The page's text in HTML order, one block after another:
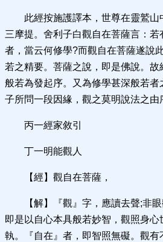
此經按施護譯本，世尊在靈鷲
三摩提。舍利子白觀自在菩薩言：若
者，當云何修學?而觀自在菩薩遂說
若之精要。菩薩之說，即是佛說。
般若為發起序。又為修學甚深般若者
子所問一段因緣，觀之莫明說法之由
丙一經家敘引
丁一明能觀人
【經】觀自在菩薩，
【解】『觀』字，應讀去聲;非
即是以自心本具般若妙智，觀照身
執。『自在』者，即智照無礙。觀